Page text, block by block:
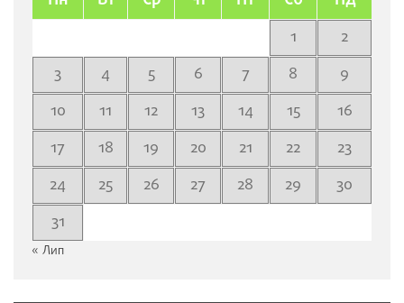
1
2
3
4 5 6 7 8
9
10
11 12 13 14 15
16
17
18 19 20 21 22
23
24
25 26 27 28 29
30
31
« Лип